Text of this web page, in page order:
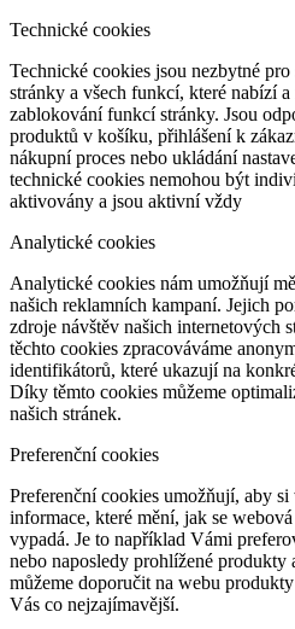
Technické cookies
Technické cookies jsou nezbytné
stránky a všech funkcí, které nabízí
zablokování funkcí stránky. Jsou
produktů v košíku, přihlášení k
nákupní proces nebo ukládání
technické cookies nemohou být
aktivovány a jsou aktivní vždy
Analytické cookies
Analytické cookies nám umožňují
našich reklamních kampaní. Jejich
zdroje návštěv našich internetových
těchto cookies zpracováváme
identifikátorů, které ukazují na
Díky těmto cookies můžeme
našich stránek.
Preferenční cookies
Preferenční cookies umožňují, aby si
informace, které mění, jak se
vypadá. Je to například Vámi
nebo naposledy prohlížené
můžeme doporučit na webu
Vás co nejzajímavější.